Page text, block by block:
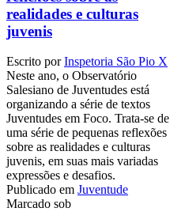
realidades e culturas
juvenis
Escrito porInspetoria São Pio X
Neste ano, o Observatório
Salesiano de Juventudes está
organizando a série de textos
Juventudes em Foco. Trata-se de
uma série de pequenas reflexões
sobre as realidades e culturas
juvenis, em suas mais variadas
expressões e desafios.
Publicado em Juventude
Marcado sob